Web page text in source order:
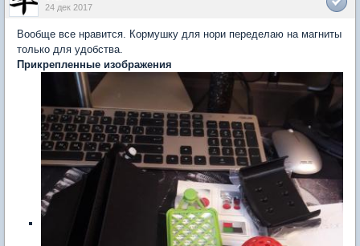
24 дек 2017
Вообще все нравится. Кормушку для нори переделаю на магниты
только для удобства.
Прикрепленные изображения